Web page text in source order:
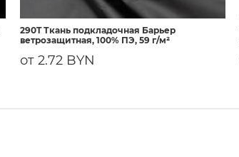
290T Ткань подкладочная Барьер
ветрозащитная, 100% ПЭ, 59 г/м²
от 2.72 BYN